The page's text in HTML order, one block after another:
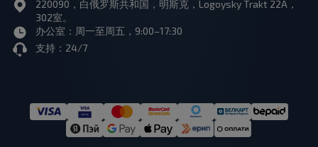
220090，白俄罗斯共和国，明斯克，Logoysky Trakt 22A，
302室。
办公室：周一至周五，9:00–17:30
支持：24/7